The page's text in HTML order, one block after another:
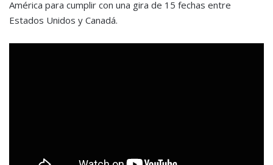
América para cumplir con una gira de 15 fechas entre
Estados Unidos y Canadá.